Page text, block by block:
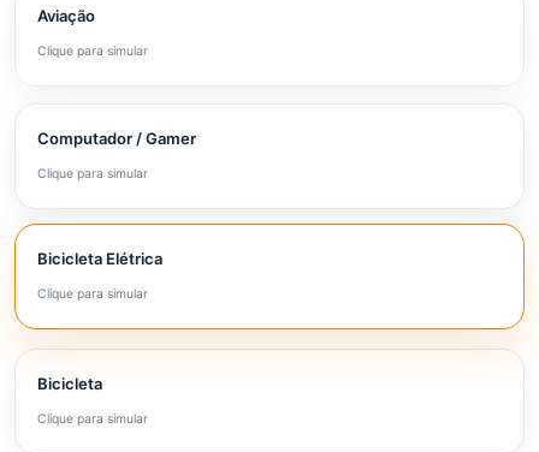
Aviação
Clique para simular
Computador / Gamer
Clique para simular
Bicicleta Elétrica
Clique para simular
Bicicleta
Clique para simular